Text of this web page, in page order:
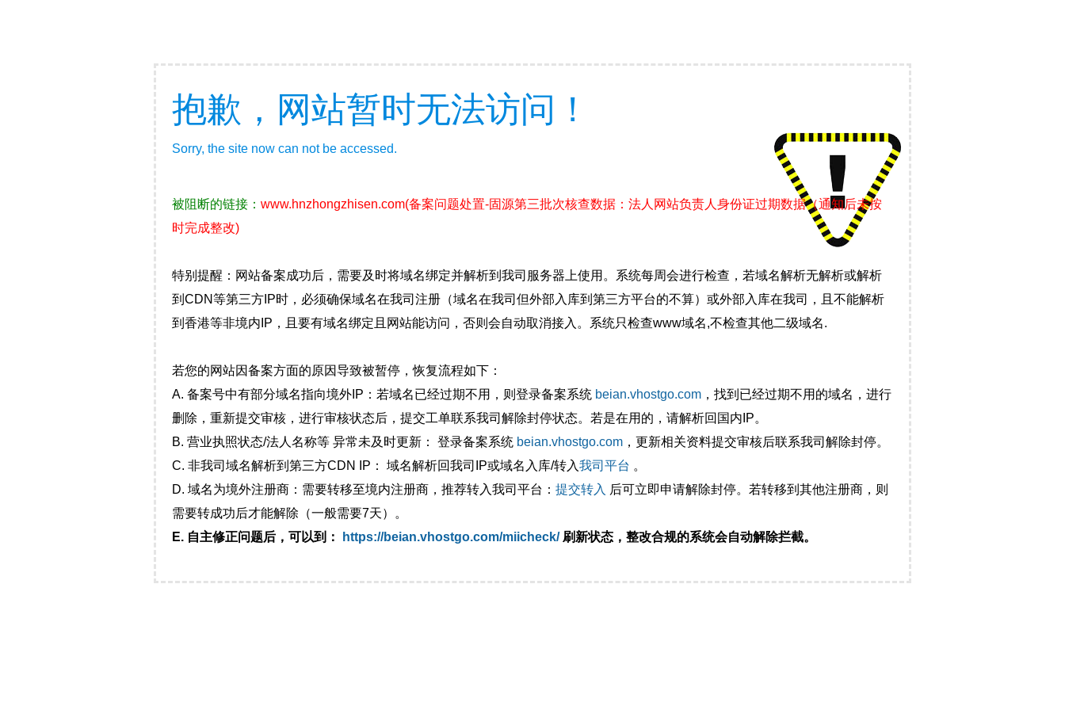
抱歉，网站暂时无法访问！
Sorry, the site now can not be accessed.
被阻断的链接： www.hnzhongzhisen.com(备案问题处置-固源第三批次核查数据：法人网站负责人身份证过期数据（通知后未按
时完成整改)
特别提醒：网站备案成功后，需要及时将域名绑定并解析到我司服务器上使用。系统每周会进行检查，若域名解析无解析或解析
到CDN等第三方IP时，必须确保域名在我司注册（域名在我司但外部入库到第三方平台的不算）或外部入库在我司，且不能解析
到香港等非境内IP，且要有域名绑定且网站能访问，否则会自动取消接入。系统只检查www域名,不检查其他二级域名.
若您的网站因备案方面的原因导致被暂停，恢复流程如下：
A. 备案号中有部分域名指向境外IP：若域名已经过期不用，则登录备案系统 beian.vhostgo.com ，找到已经过期不用的域名，进行
删除，重新提交审核，进行审核状态后，提交工单联系我司解除封停状态。若是在用的，请解析回国内IP。
B. 营业执照状态/法人名称等 异常未及时更新： 登录备案系统 beian.vhostgo.com ，更新相关资料提交审核后联系我司解除封停。
C. 非我司域名解析到第三方CDN IP： 域名解析回我司IP或域名入库/转入我司平台 。
D. 域名为境外注册商：需要转移至境内注册商，推荐转入我司平台： 提交转入 后可立即申请解除封停。若转移到其他注册商，则
需要转成功后才能解除（一般需要7天）。
E. 自主修正问题后，可以到：
https://beian.vhostgo.com/miicheck/刷新状态，整改合规的系统会自动解除拦截。